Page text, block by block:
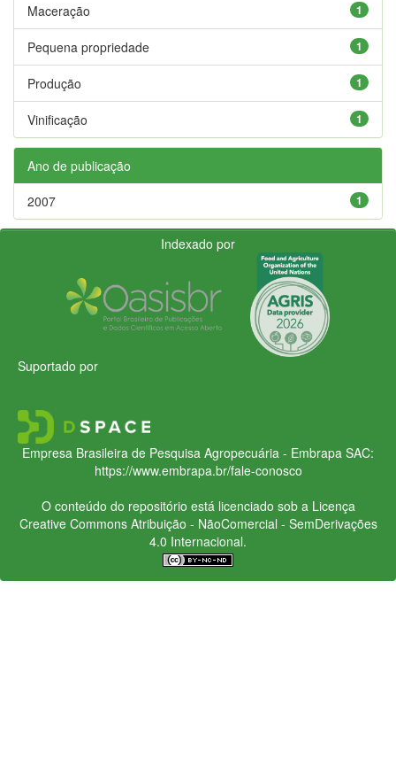
1
Maceração
1
Pequena propriedade
1
Produção
1
Vinificação
Ano de publicação
1
2007
Indexado por
Suportado por
Empresa Brasileira de Pesquisa Agropecuária - Embrapa SAC:
https://www.embrapa.br/fale-conosco
O conteúdo do repositório está licenciado sob a Licença
Creative CommonsAtribuição - NãoComercial - SemDerivações
4.0 Internacional.